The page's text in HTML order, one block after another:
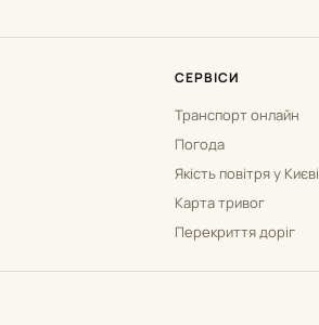
СЕРВІСИ
Транспорт онлайн
Погода
Якість повітря у Києві
Карта тривог
Перекриття доріг